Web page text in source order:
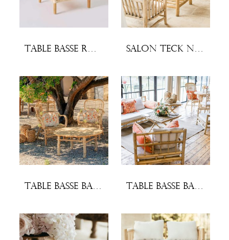
Table basse Rotin Marcel Salon teck naturel
Table basse bambou Table basse bambou carrée